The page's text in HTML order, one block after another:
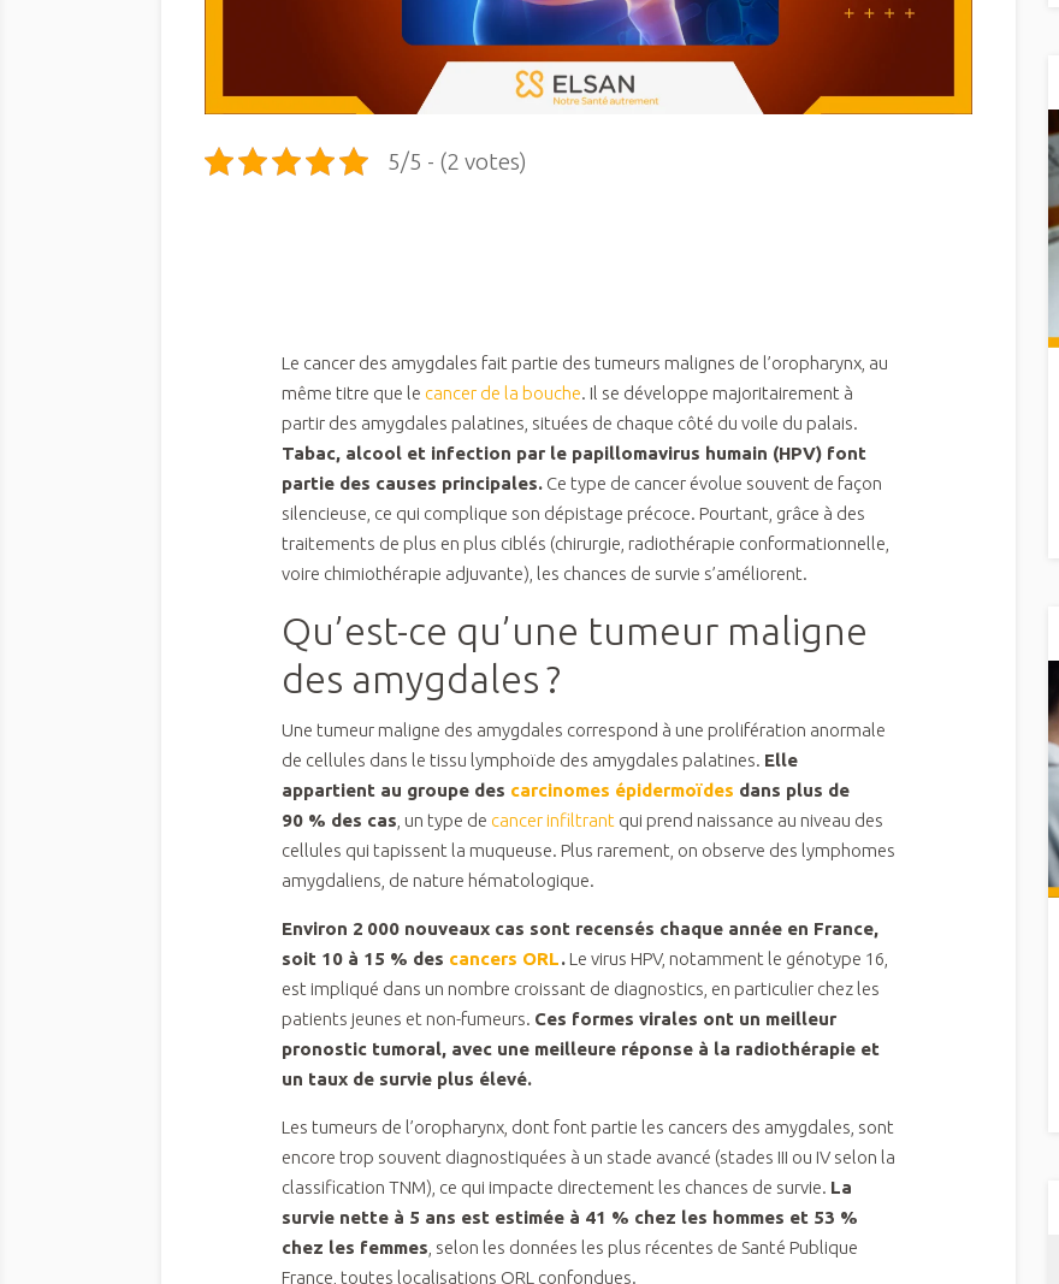
5/5 - (2 votes)
Le cancer des amygdales fait partie des tumeurs malignes de l’oropharynx, au
même titre que le cancer de la bouche. Il se développe majoritairement à
partir des amygdales palatines, situées de chaque côté du voile du palais.
Tabac, alcool et infection par le papillomavirus humain (HPV) font
partie des causes principales. Ce type de cancer évolue souvent de façon
silencieuse, ce qui complique son dépistage précoce. Pourtant, grâce à des
traitements de plus en plus ciblés (chirurgie, radiothérapie conformationnelle,
voire chimiothérapie adjuvante), les chances de survie s’améliorent.
Qu’est-ce qu’une tumeur maligne
des amygdales ?
Une tumeur maligne des amygdales correspond à une prolifération anormale
de cellules dans le tissu lymphoïde des amygdales palatines. Elle
appartient au groupe des carcinomes épidermoïdes dans plus de
90 % des cas, un type de cancer infiltrant qui prend naissance au niveau des
cellules qui tapissent la muqueuse. Plus rarement, on observe des lymphomes
amygdaliens, de nature hématologique.
Environ 2 000 nouveaux cas sont recensés chaque année en France,
soit 10 à 15 % des cancers ORL. Le virus HPV, notamment le génotype 16,
est impliqué dans un nombre croissant de diagnostics, en particulier chez les
patients jeunes et non-fumeurs. Ces formes virales ont un meilleur
pronostic tumoral, avec une meilleure réponse à la radiothérapie et
un taux de survie plus élevé.
Les tumeurs de l’oropharynx, dont font partie les cancers des amygdales, sont
encore trop souvent diagnostiquées à un stade avancé (stades III ou IV selon la
classification TNM), ce qui impacte directement les chances de survie. La
survie nette à 5 ans est estimée à 41 % chez les hommes et 53 %
chez les femmes, selon les données les plus récentes de Santé Publique
France, toutes localisations ORL confondues.